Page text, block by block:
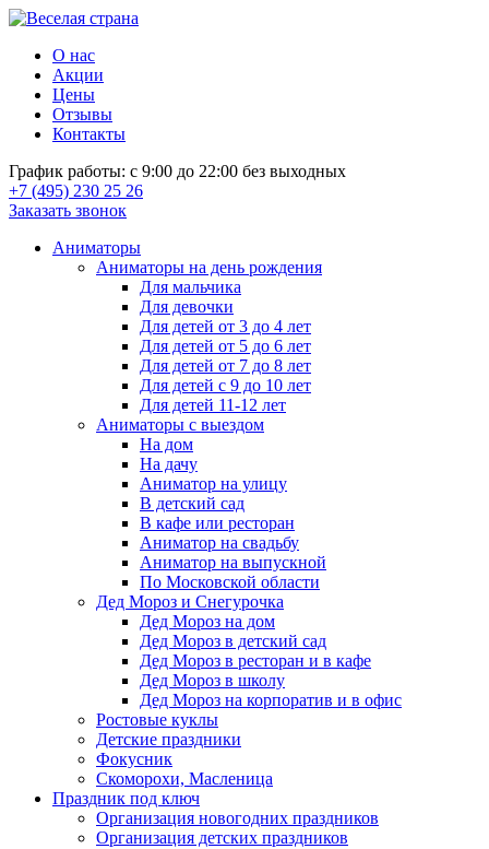
О нас
Акции
Цены
Отзывы
Контакты
График работы: с 9:00 до 22:00 без выходных
+7 (495) 230 25 26
Заказать звонок
Аниматоры
Аниматоры на день рождения
Для мальчика
Для девочки
Для детей от 3 до 4 лет
Для детей от 5 до 6 лет
Для детей от 7 до 8 лет
Для детей с 9 до 10 лет
Для детей 11-12 лет
Аниматоры с выездом
На дом
На дачу
Аниматор на улицу
В детский сад
В кафе или ресторан
Аниматор на свадьбу
Аниматор на выпускной
По Московской области
Дед Мороз и Снегурочка
Дед Мороз на дом
Дед Мороз в детский сад
Дед Мороз в ресторан и в кафе
Дед Мороз в школу
Дед Мороз на корпоратив и в офис
Ростовые куклы
Детские праздники
Фокусник
Скоморохи, Масленица
Праздник под ключ
Организация новогодних праздников
Организация детских праздников